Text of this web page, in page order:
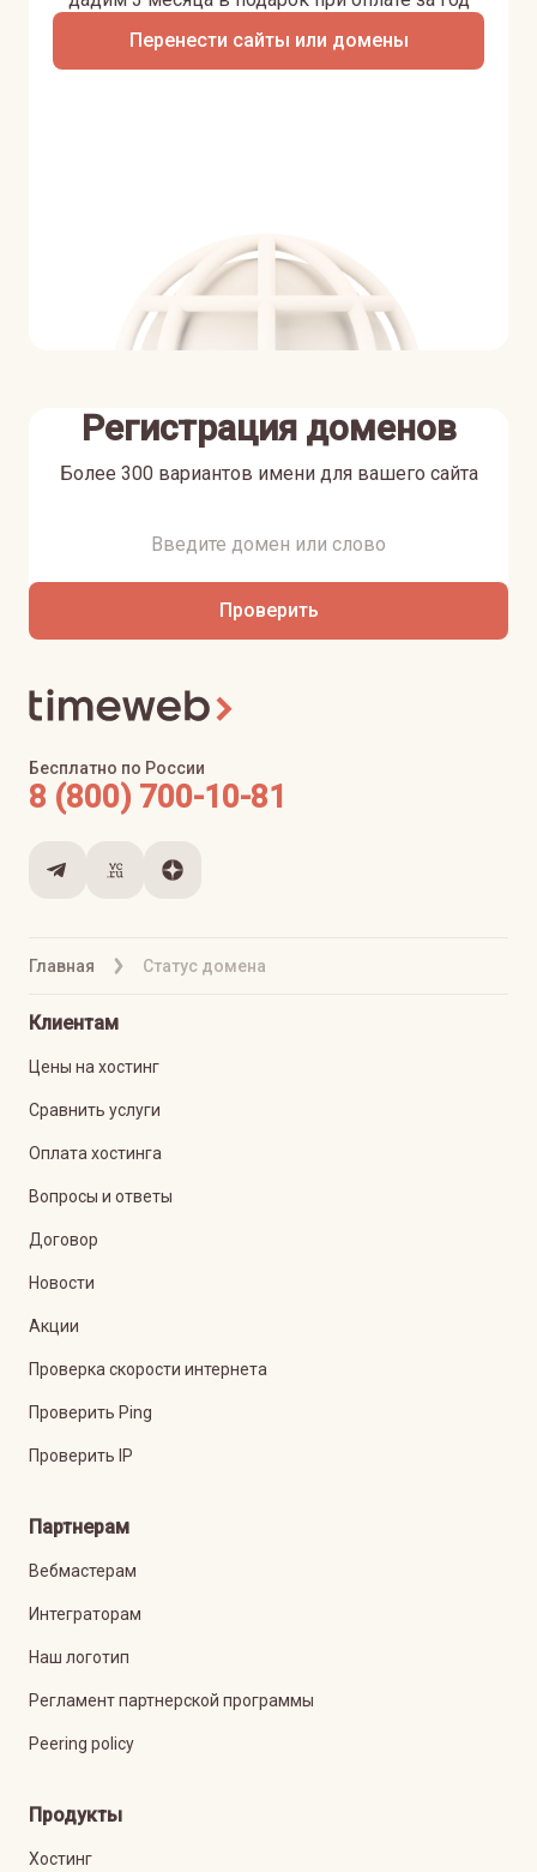
Перенести сайты или домены
Регистрация доменов
Более 300 вариантов имени для вашего сайта
Проверить
Главная Статус домена
Бесплатно по России
8 (800) 700-10-81
Клиентам
Цены на хостинг
Сравнить услуги
Оплата хостинга
Вопросы и ответы
Договор
Новости
Акции
Проверка скорости интернета
Проверить Ping
Проверить IP
Партнерам
Вебмастерам
Интеграторам
Наш логотип
Регламент партнерской программы
Peering policy
Продукты
Хостинг